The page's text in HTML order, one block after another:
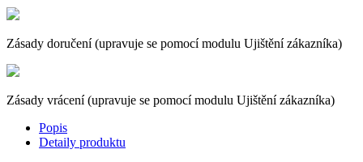
Zásady doručení (upravuje se pomocí modulu Ujištění zákazníka)
Zásady vrácení (upravuje se pomocí modulu Ujištění zákazníka)
Popis
Detaily produktu